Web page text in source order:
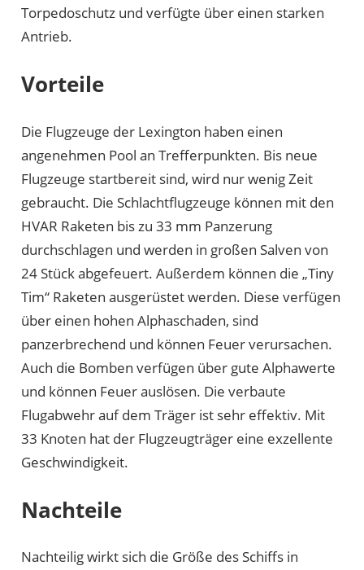
Torpedoschutz und verfügte über einen starken
Antrieb.
Vorteile
Die Flugzeuge der Lexington haben einen
angenehmen Pool an Trefferpunkten. Bis neue
Flugzeuge startbereit sind, wird nur wenig Zeit
gebraucht. Die Schlachtflugzeuge können mit den
HVAR Raketen bis zu 33 mm Panzerung
durchschlagen und werden in großen Salven von
24 Stück abgefeuert. Außerdem können die „Tiny
Tim“ Raketen ausgerüstet werden. Diese verfügen
über einen hohen Alphaschaden, sind
panzerbrechend und können Feuer verursachen.
Auch die Bomben verfügen über gute Alphawerte
und können Feuer auslösen. Die verbaute
Flugabwehr auf dem Träger ist sehr effektiv. Mit
33 Knoten hat der Flugzeugträger eine exzellente
Geschwindigkeit.
Nachteile
Nachteilig wirkt sich die Größe des Schiffs in